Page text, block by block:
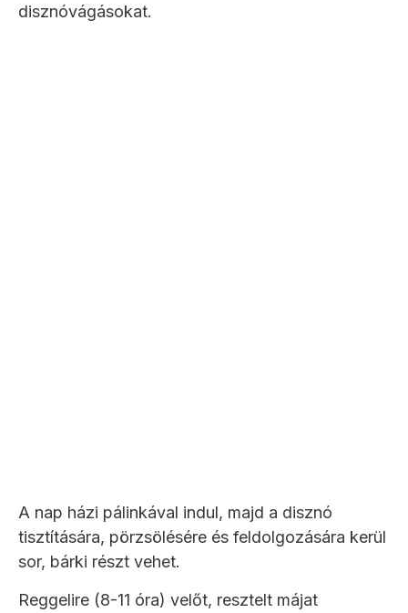
disznóvágásokat.
A nap házi pálinkával indul, majd a disznó
tisztítására, pörzsölésére és feldolgozására kerül
sor, bárki részt vehet.
Reggelire (8-11 óra) velőt, resztelt májat